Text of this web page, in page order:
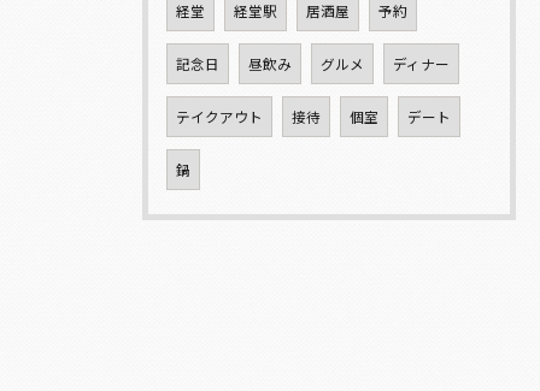
経堂 経堂駅 居酒屋 予約
記念日 昼飲み グルメ ディナー
テイクアウト 接待 個室 デート
鍋